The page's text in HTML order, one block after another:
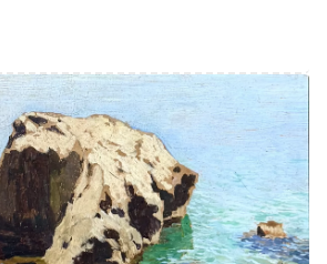
изучил каталог и выбрал